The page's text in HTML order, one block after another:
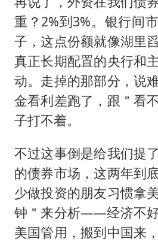
重？2%到3%。银行间
子，这点份额就像湖里
真正长期配置的央行和
动。走掉的那部分，说
金看利差跑了，跟＂看
子打不着。
不过这事倒是给我们提
的债券市场，这两年到
少做投资的朋友习惯拿
钟＂来分析——经济不
美国管用，搬到中国来